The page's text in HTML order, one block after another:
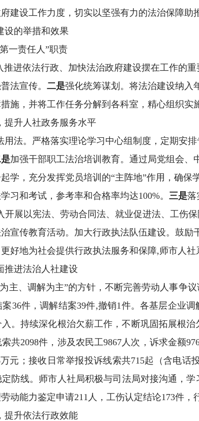
建设工作力度，切实以坚强有力的法治保障助
设的举措和效果
一责任人”职责
推进依法行政、加快法治政府建设摆在工作的
法宣传。 二是强化统筹谋划。将法治建设纳入
施，并将工作任务分解到各科室，精心组织实
提升人社政务服务水平
用法。严格落实理论学习中心组制度，定期安
加强干部职工法治培训教育。通过局党组会、
学，充分发挥党员培训的“主阵地”作用，确
习和考试，参考率和合格率均达100%。 三是落
开展以宪法、劳动合同法、就业促进法、工伤
宣传教育活动。加大行政执法队伍建设。鼓
好地为社会提供行政执法服务和保障,师市人社
推进法治人社建设
主、调解为主”的方针，不断完善劳动人事争
案36件，调解结案39件,撤销1件。各基层企业调
。持续深化根治欠薪工作，不断巩固拓展根
共2098件，涉及农民工9867人次，诉求金额
万元；接收日常举报投诉线索共715起（含电话
防线。师市人社局积极与司法局对接沟通，
劳动能力鉴定申请211 人，工伤认定结论173件，
提升依法行政效能